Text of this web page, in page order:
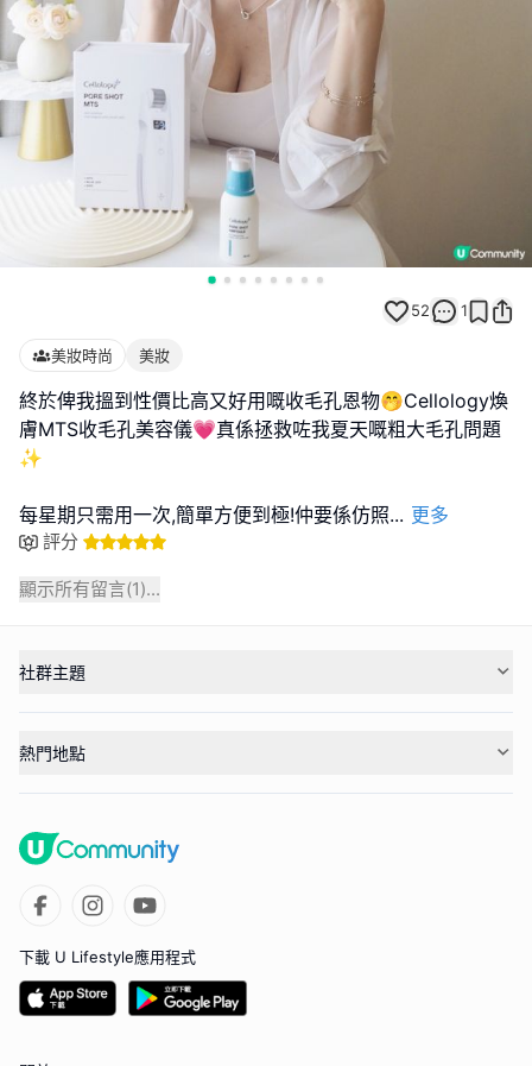
52 1
美妝時尚 美妝
終於俾我搵到性價比高又好用嘅收毛孔恩物🤭Cellology煥
膚MTS收毛孔美容儀💗真係拯救咗我夏天嘅粗大毛孔問題
✨
每星期只需用一次,簡單方便到極!仲要係仿照... 更多
評分
顯示所有留言(1)...
社群主題
熱門地點
下載 U Lifestyle應用程式